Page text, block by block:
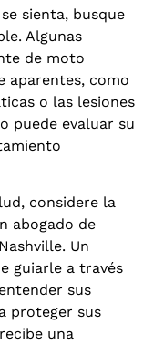
sienta, busque
Algunas
de moto
aparentes, como
o las lesiones
puede evaluar su
considere la
abogado de
Un
guiarle a través
sus
proteger sus
una